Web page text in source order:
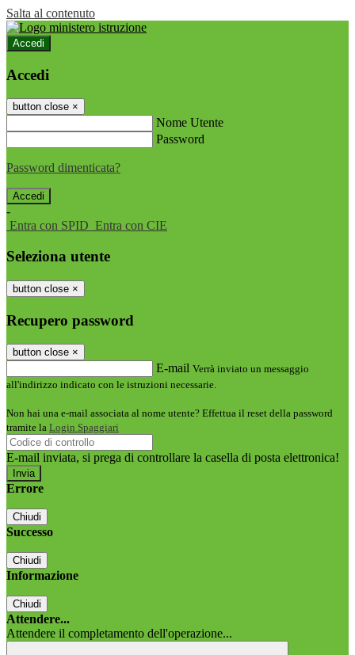
Salta al contenuto
Accedi
Accedi
button close ×
Nome Utente
Password
Password dimenticata?
-
Entra con SPID Entra con CIE
Seleziona utente
button close ×
Recupero password
button close ×
E-mail Verrà inviato un messaggio
all'indirizzo indicato con le istruzioni necessarie.
Non hai una e-mail associata al nome utente? Effettua il reset della password
tramite la Login Spaggiari
E-mail inviata, si prega di controllare la casella di posta elettronica!
Errore
Chiudi
Successo
Chiudi
Informazione
Chiudi
Attendere...
Attendere il completamento dell'operazione...